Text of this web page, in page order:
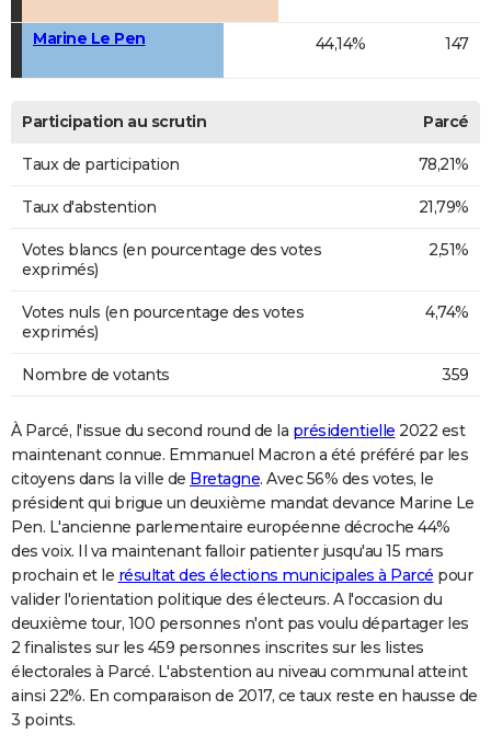
Marine Le Pen 44,14% 147
Participation au scrutin Parcé
Taux de participation 78,21%
Taux d'abstention 21,79%
Votes blancs (en pourcentage des votes
exprimés)
2,51%
Votes nuls (en pourcentage des votes
exprimés)
4,74%
Nombre de votants 359
À Parcé, l'issue du second round de la présidentielle 2022 est
maintenant connue. Emmanuel Macron a été préféré par les
citoyens dans la ville de Bretagne. Avec 56% des votes, le
président qui brigue un deuxième mandat devance Marine Le
Pen. L'ancienne parlementaire européenne décroche 44%
des voix. Il va maintenant falloir patienter jusqu'au 15 mars
prochain et le résultat des élections municipales à Parcé pour
valider l'orientation politique des électeurs. A l'occasion du
deuxième tour, 100 personnes n'ont pas voulu départager les
2 finalistes sur les 459 personnes inscrites sur les listes
électorales à Parcé. L'abstention au niveau communal atteint
ainsi 22%. En comparaison de 2017, ce taux reste en hausse de
3 points.